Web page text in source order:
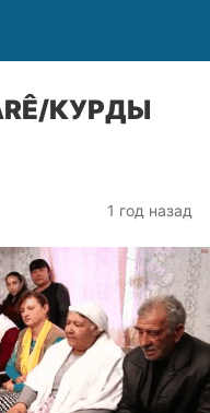
КУРДЫ
1 год назад